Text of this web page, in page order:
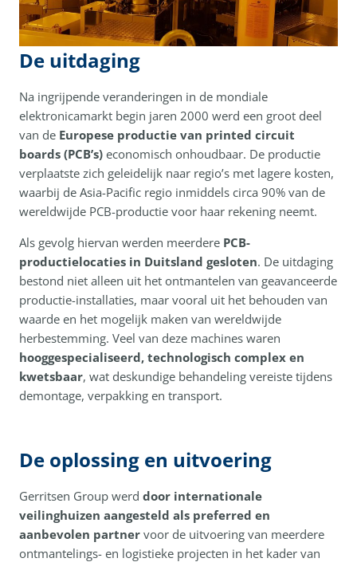
De uitdaging
Na ingrijpende veranderingen in de mondiale
elektronicamarkt begin jaren 2000 werd een groot deel
van de Europese productie van printed circuit
boards (PCB’s) economisch onhoudbaar. De productie
verplaatste zich geleidelijk naar regio’s met lagere kosten,
waarbij de Asia-Pacific regio inmiddels circa 90% van de
wereldwijde PCB-productie voor haar rekening neemt.
Als gevolg hiervan werden meerdere PCB-
productielocaties in Duitsland gesloten. De uitdaging
bestond niet alleen uit het ontmantelen van geavanceerde
productie-installaties, maar vooral uit het behouden van
waarde en het mogelijk maken van wereldwijde
herbestemming. Veel van deze machines waren
hooggespecialiseerd, technologisch complex en
kwetsbaar, wat deskundige behandeling vereiste tijdens
demontage, verpakking en transport.
De oplossing en uitvoering
Gerritsen Group werd door internationale
veilinghuizen aangesteld als preferred en
aanbevolen partner voor de uitvoering van meerdere
ontmantelings- en logistieke projecten in het kader van